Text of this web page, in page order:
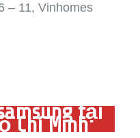
– 11, Vinhomes
tại
Chí Minh